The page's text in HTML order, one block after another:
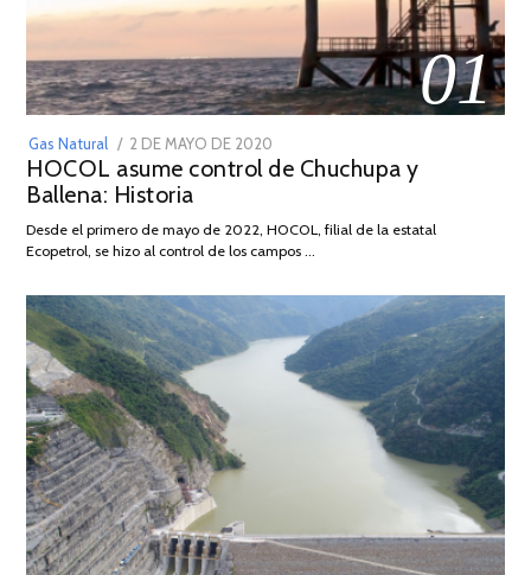
01
Gas Natural
POSTED
ON
2 DE MAYO DE 2020
DE
2026
HOCOL asume control de Chuchupa y
Ballena: Historia
Desde el primero de mayo de 2022, HOCOL, filial de la estatal
Ecopetrol, se hizo al control de los campos …